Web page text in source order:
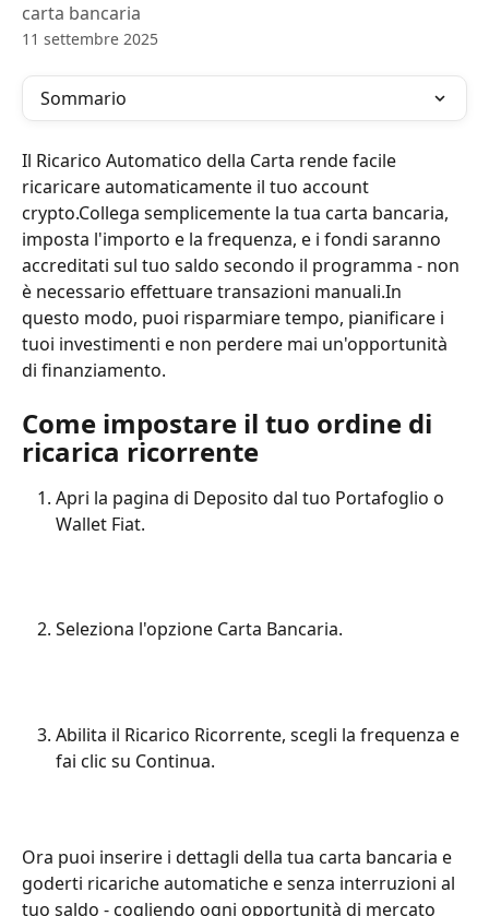
carta bancaria
11 settembre 2025
Sommario
Il Ricarico Automatico della Carta rende facile
ricaricare automaticamente il tuo account
crypto.Collega semplicemente la tua carta bancaria,
imposta l'importo e la frequenza, e i fondi saranno
accreditati sul tuo saldo secondo il programma - non
è necessario effettuare transazioni manuali.In
questo modo, puoi risparmiare tempo, pianificare i
tuoi investimenti e non perdere mai un'opportunità
di finanziamento.
Come impostare il tuo ordine di
ricarica ricorrente
Apri la pagina di Deposito dal tuo Portafoglio o
Wallet Fiat.
Seleziona l'opzione Carta Bancaria.
Abilita il Ricarico Ricorrente, scegli la frequenza e
fai clic su Continua.
Ora puoi inserire i dettagli della tua carta bancaria e
goderti ricariche automatiche e senza interruzioni al
tuo saldo - cogliendo ogni opportunità di mercato